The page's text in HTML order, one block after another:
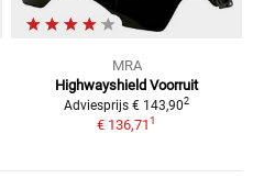
MRA
Highwayshield Voorruit
Adviesprijs € 143,902
€ 136,711